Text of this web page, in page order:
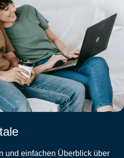
und einfachen Überblick über